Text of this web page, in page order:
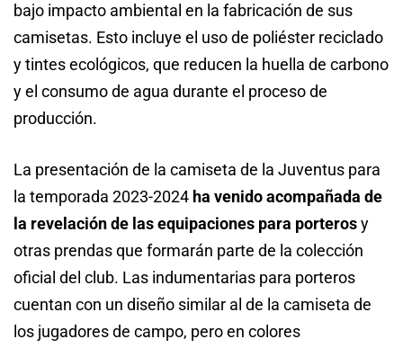
bajo impacto ambiental en la fabricación de sus
camisetas. Esto incluye el uso de poliéster reciclado
y tintes ecológicos, que reducen la huella de carbono
y el consumo de agua durante el proceso de
producción.
La presentación de la camiseta de la Juventus para
la temporada 2023-2024 ha venido acompañada de
la revelación de las equipaciones para porterosy
otras prendas que formarán parte de la colección
oficial del club. Las indumentarias para porteros
cuentan con un diseño similar al de la camiseta de
los jugadores de campo, pero en colores